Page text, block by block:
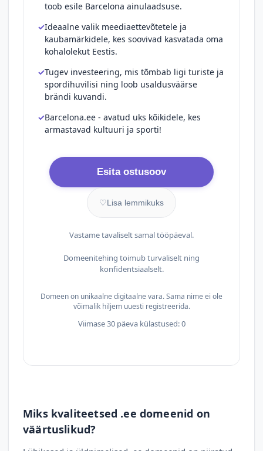
toob esile Barcelona ainulaadsuse.
Ideaalne valik meediaettevõtetele ja
kaubamärkidele, kes soovivad kasvatada oma
kohalolekut Eestis.
Tugev investeering, mis tõmbab ligi turiste ja
spordihuvilisi ning loob usaldusväärse
brändi kuvandi.
Barcelona.ee - avatud uks kõikidele, kes
armastavad kultuuri ja sporti!
Esita ostusoov
♡Lisa lemmikuks
Vastame tavaliselt samal tööpäeval.
Domeenitehing toimub turvaliselt ning
konfidentsiaalselt.
Domeen on unikaalne digitaalne vara. Sama nime ei ole
võimalik hiljem uuesti registreerida.
Viimase 30 päeva külastused: 0
Miks kvaliteetsed .ee domeenid on
väärtuslikud?